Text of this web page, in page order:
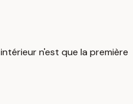
n'est que la première